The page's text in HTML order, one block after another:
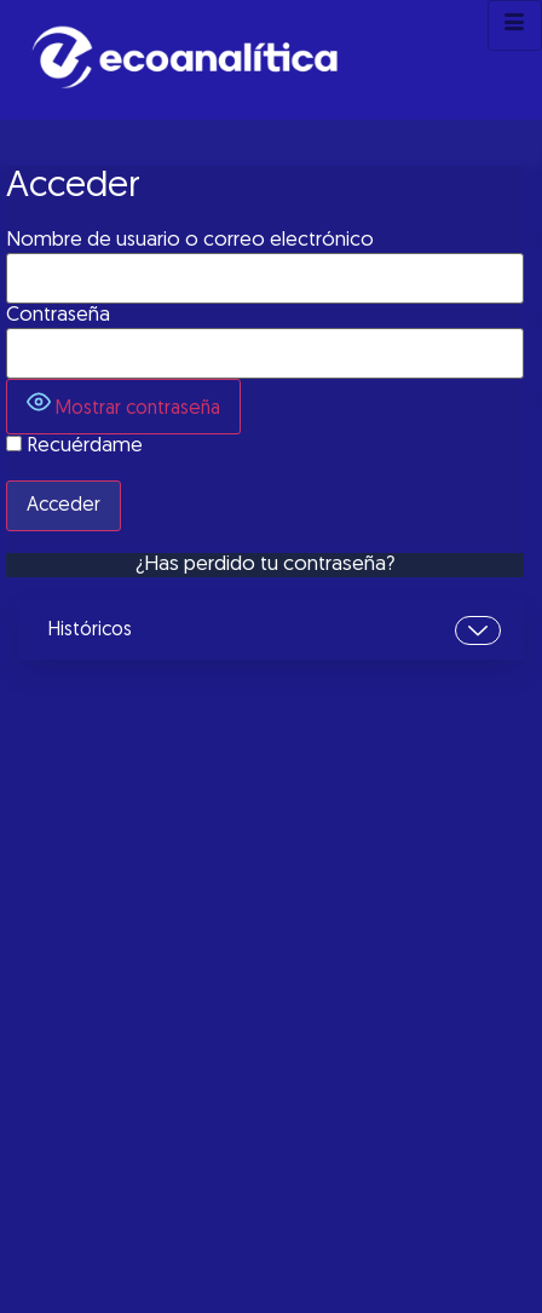
Acceder
Nombre de usuario o correo electrónico
Contraseña
Mostrar contraseña
Recuérdame
¿Has perdido tu contraseña?
Históricos